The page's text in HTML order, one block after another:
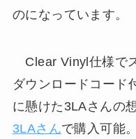
のになっています。
Clear Vinyl仕様で
ダウンロードコード
に懸けた3LAさんの
3LAさんで購入可能。